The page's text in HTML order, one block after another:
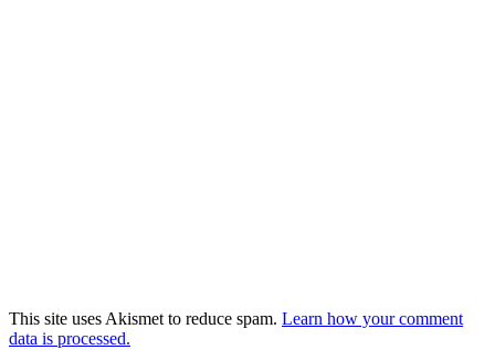
This site uses Akismet to reduce spam. Learn how your comment
data is processed.